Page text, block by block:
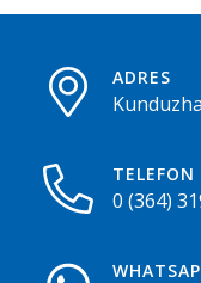
ADRES
TELEFON
0 (364)